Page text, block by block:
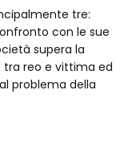
tre:
con le sue
supera la
tra reo e vittima ed
problema della